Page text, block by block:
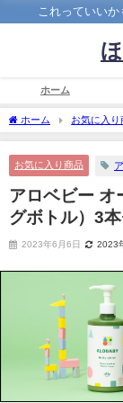
これっていい
ホーム
ホーム お気に入り
ボトル）3本セット
お気に入り商品
アロベビー オ
グボトル）3
2023年6月6日 2023